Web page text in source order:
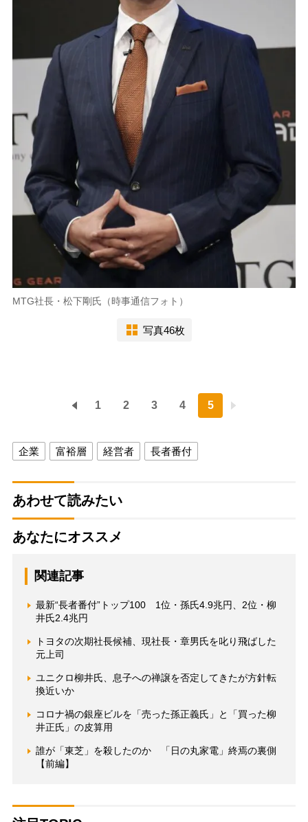
MTG社長・松下剛氏（時事通信フォト）
写真46枚
1 2 3 4 5
企業 富裕層 経営者 長者番付
あわせて読みたい
あなたにオススメ
関連記事
最新“長者番付”トップ100 1位・孫氏4.9兆円、2位・柳
井氏2.4兆円
トヨタの次期社長候補、現社長・章男氏を叱り飛ばした
元上司
ユニクロ柳井氏、息子への禅譲を否定してきたが方針転
換近いか
コロナ禍の銀座ビルを「売った孫正義氏」と「買った柳
井正氏」の皮算用
誰が「東芝」を殺したのか 「日の丸家電」終焉の裏側
【前編】